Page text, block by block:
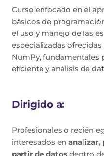
Curso enfocado en el
básicos de
el uso y manejo de las
especializadas
NumPy, fundamentales
eficiente y análisis de
Dirigido a:
Profesionales o recién
interesados en analizar,
partir de datos dentro